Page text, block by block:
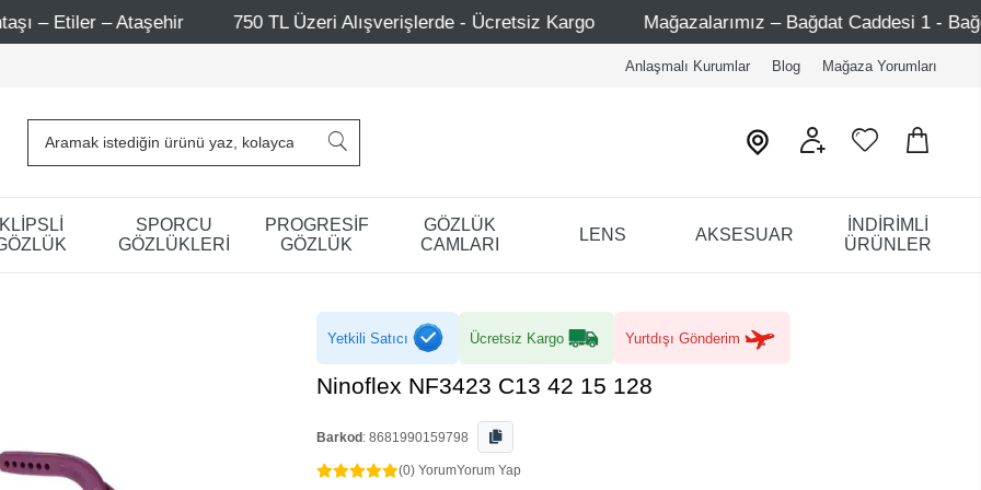
TL Üzeri Alışverişlerde - Ücretsiz Kargo Mağazalarımız – Bağdat Caddesi 1 - Bağdat Caddesi 2 - Nişantaşı –
Anlaşmalı Kurumlar Blog Mağaza Yorumları
SPORCU
GÖZLÜKLERİ
PROGRESİF
GÖZLÜK
GÖZLÜK
CAMLARI
LENS AKSESUAR
İNDİRİMLİ
ÜRÜNLER
Yetkili Satıcı Ücretsiz Kargo Yurtdışı Gönderim
Ninoflex NF3423 C13 42 15 128
Barkod : 8681990159798
(0) YorumYorum Yap